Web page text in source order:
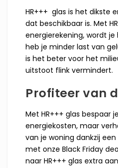
HR+++ glas is het dikste
dat beschikbaar is. Met
energierekening, wordt
heb je minder last van
is het beter voor het
uitstoot flink vermindert.
Profiteer van
Met HR+++ glas bespaar
energiekosten, maar
van je woning dankzij
met onze Black Friday
naar HR+++ glas extra